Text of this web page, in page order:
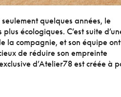
quelques années, le
écologiques. C’est suite
la compagnie, et son équipe ont
de réduire son empreinte
d’Atelier78 est créée à